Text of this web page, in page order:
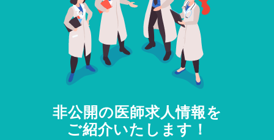
非公開の医師求人情報を
ご紹介いたします！